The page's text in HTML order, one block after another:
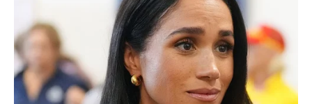
proces posvojenja kćeri u svoju obitelj, izrazio je odlučnost da
poduzme mjere kako bi se ti postupci ubrzali.
U intervjuu u emisiji “Ako progovorim” voditelja Sergeja